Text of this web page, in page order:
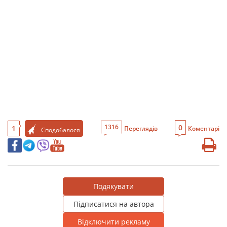
1 Сподобалося 1316 Переглядів 0 Коментарі
Подякувати
Підписатися на автора
Відключити рекламу